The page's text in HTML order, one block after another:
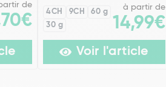
de
4CH 9CH
60 g
30 g
à partir de
14,99€
Voir l'article